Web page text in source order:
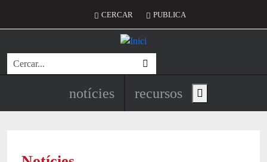
Menú del compte d'usuari
CERCAR PUBLICA
Cerca
Navegació principal de
notícies recursos Show main menu